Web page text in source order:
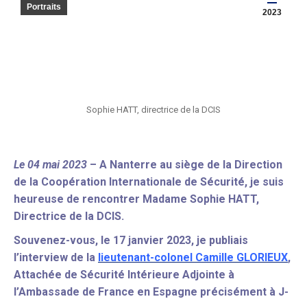
2023
Portraits
Sophie HATT, directrice de la DCIS
Le 04 mai 2023 – A Nanterre au siège de la Direction
de la Coopération Internationale de Sécurité, je suis
heureuse de rencontrer Madame Sophie HATT,
Directrice de la DCIS.
Souvenez-vous, le 17 janvier 2023, je publiais
l’interview de la lieutenant-colonel Camille GLORIEUX,
Attachée de Sécurité Intérieure Adjointe à
l’Ambassade de France en Espagne précisément à J-